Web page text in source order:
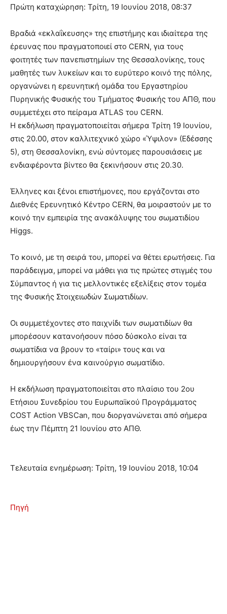
Πρώτη καταχώρηση: Τρίτη, 19 Ιουνίου 2018, 08:37
Βραδιά «εκλαΐκευσης» της επιστήμης και ιδιαίτερα της
έρευνας που πραγματοποιεί στο CERN, για τους
φοιτητές των πανεπιστημίων της Θεσσαλονίκης, τους
μαθητές των λυκείων και το ευρύτερο κοινό της πόλης,
οργανώνει η ερευνητική ομάδα του Εργαστηρίου
Πυρηνικής Φυσικής του Τμήματος Φυσικής του ΑΠΘ, που
συμμετέχει στο πείραμα ATLAS του CERN.
Η εκδήλωση πραγματοποιείται σήμερα Τρίτη 19 Ιουνίου,
στις 20.00, στον καλλιτεχνικό χώρο «Ύψιλον» (Εδέσσης
5), στη Θεσσαλονίκη, ενώ σύντομες παρουσιάσεις με
ενδιαφέροντα βίντεο θα ξεκινήσουν στις 20.30.
Έλληνες και ξένοι επιστήμονες, που εργάζονται στο
Διεθνές Ερευνητικό Κέντρο CERN, θα μοιραστούν με το
κοινό την εμπειρία της ανακάλυψης του σωματιδίου
Higgs.
Το κοινό, με τη σειρά του, μπορεί να θέτει ερωτήσεις. Για
παράδειγμα, μπορεί να μάθει για τις πρώτες στιγμές του
Σύμπαντος ή για τις μελλοντικές εξελίξεις στον τομέα
της Φυσικής Στοιχειωδών Σωματιδίων.
Οι συμμετέχοντες στο παιχνίδι των σωματιδίων θα
μπορέσουν κατανοήσουν πόσο δύσκολο είναι τα
σωματίδια να βρουν το «ταίρι» τους και να
δημιουργήσουν ένα καινούργιο σωματίδιο.
Η εκδήλωση πραγματοποιείται στο πλαίσιο του 2ου
Ετήσιου Συνεδρίου του Ευρωπαϊκού Προγράμματος
COST Action VBSCan, που διοργανώνεται από σήμερα
έως την Πέμπτη 21 Ιουνίου στο ΑΠΘ.
Τελευταία ενημέρωση: Τρίτη, 19 Ιουνίου 2018, 10:04
Πηγή